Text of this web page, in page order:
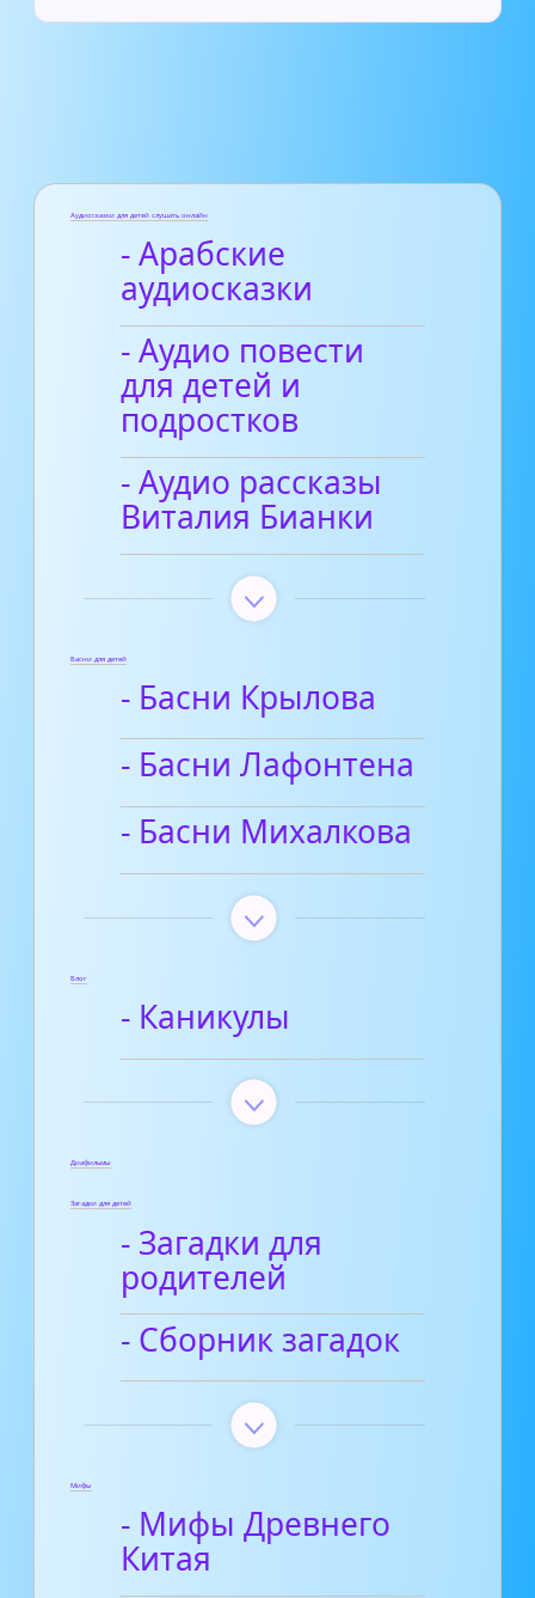
Аудиосказки для детей слушать онлайн
- Арабские
аудиосказки
- Аудио повести
для детей и
подростков
- Аудио рассказы
Виталия Бианки
Басни для детей
- Басни Крылова
- Басни Лафонтена
- Басни Михалкова
Блог
- Каникулы
Диафильмы
Загадки для детей
- Загадки для
родителей
- Сборник загадок
Мифы
- Мифы Древнего
Китая